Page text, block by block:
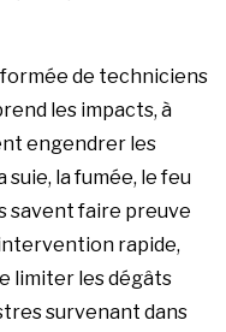
de techniciens
les impacts, à
engendrer les
suie, la fumée, le feu
savent faire preuve
rapide,
limiter les dégâts
survenant dans